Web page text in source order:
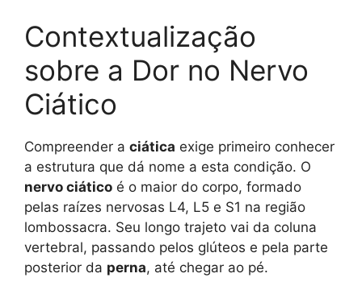
Contextualização
sobre a Dor no Nervo
Ciático
Compreender a ciática exige primeiro conhecer
a estrutura que dá nome a esta condição. O
nervo ciático é o maior do corpo, formado
pelas raízes nervosas L4, L5 e S1 na região
lombossacra. Seu longo trajeto vai da coluna
vertebral, passando pelos glúteos e pela parte
posterior da perna, até chegar ao pé.